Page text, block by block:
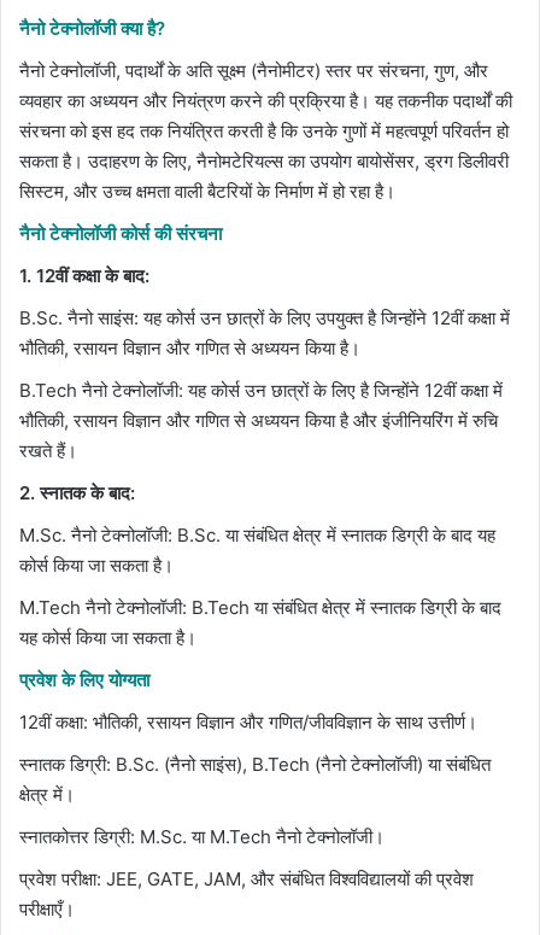
नैनो टेक्नोलॉजी क्या है?
नैनो टेक्नोलॉजी, पदार्थों के अति सूक्ष्म (नैनोमीटर) स्तर पर संरचना, गुण, और
व्यवहार का अध्ययन और नियंत्रण करने की प्रक्रिया है। यह तकनीक पदार्थों की
संरचना को इस हद तक नियंत्रित करती है कि उनके गुणों में महत्वपूर्ण परिवर्तन हो
सकता है। उदाहरण के लिए, नैनोमटेरियल्स का उपयोग बायोसेंसर, ड्रग डिलीवरी
सिस्टम, और उच्च क्षमता वाली बैटरियों के निर्माण में हो रहा है।
नैनो टेक्नोलॉजी कोर्स की संरचना
1. 12वीं कक्षा के बाद:
B.Sc. नैनो साइंस: यह कोर्स उन छात्रों के लिए उपयुक्त है जिन्होंने 12वीं कक्षा में
भौतिकी, रसायन विज्ञान और गणित से अध्ययन किया है।
B.Tech नैनो टेक्नोलॉजी: यह कोर्स उन छात्रों के लिए है जिन्होंने 12वीं कक्षा में
भौतिकी, रसायन विज्ञान और गणित से अध्ययन किया है और इंजीनियरिंग में रुचि
रखते हैं।
2. स्नातक के बाद:
M.Sc. नैनो टेक्नोलॉजी: B.Sc. या संबंधित क्षेत्र में स्नातक डिग्री के बाद यह
कोर्स किया जा सकता है।
M.Tech नैनो टेक्नोलॉजी: B.Tech या संबंधित क्षेत्र में स्नातक डिग्री के बाद
यह कोर्स किया जा सकता है।
प्रवेश के लिए योग्यता
12वीं कक्षा: भौतिकी, रसायन विज्ञान और गणित/जीवविज्ञान के साथ उत्तीर्ण।
स्नातक डिग्री: B.Sc. (नैनो साइंस), B.Tech (नैनो टेक्नोलॉजी) या संबंधित
क्षेत्र में।
स्नातकोत्तर डिग्री: M.Sc. या M.Tech नैनो टेक्नोलॉजी।
प्रवेश परीक्षा: JEE, GATE, JAM, और संबंधित विश्वविद्यालयों की प्रवेश
परीक्षाएँ।